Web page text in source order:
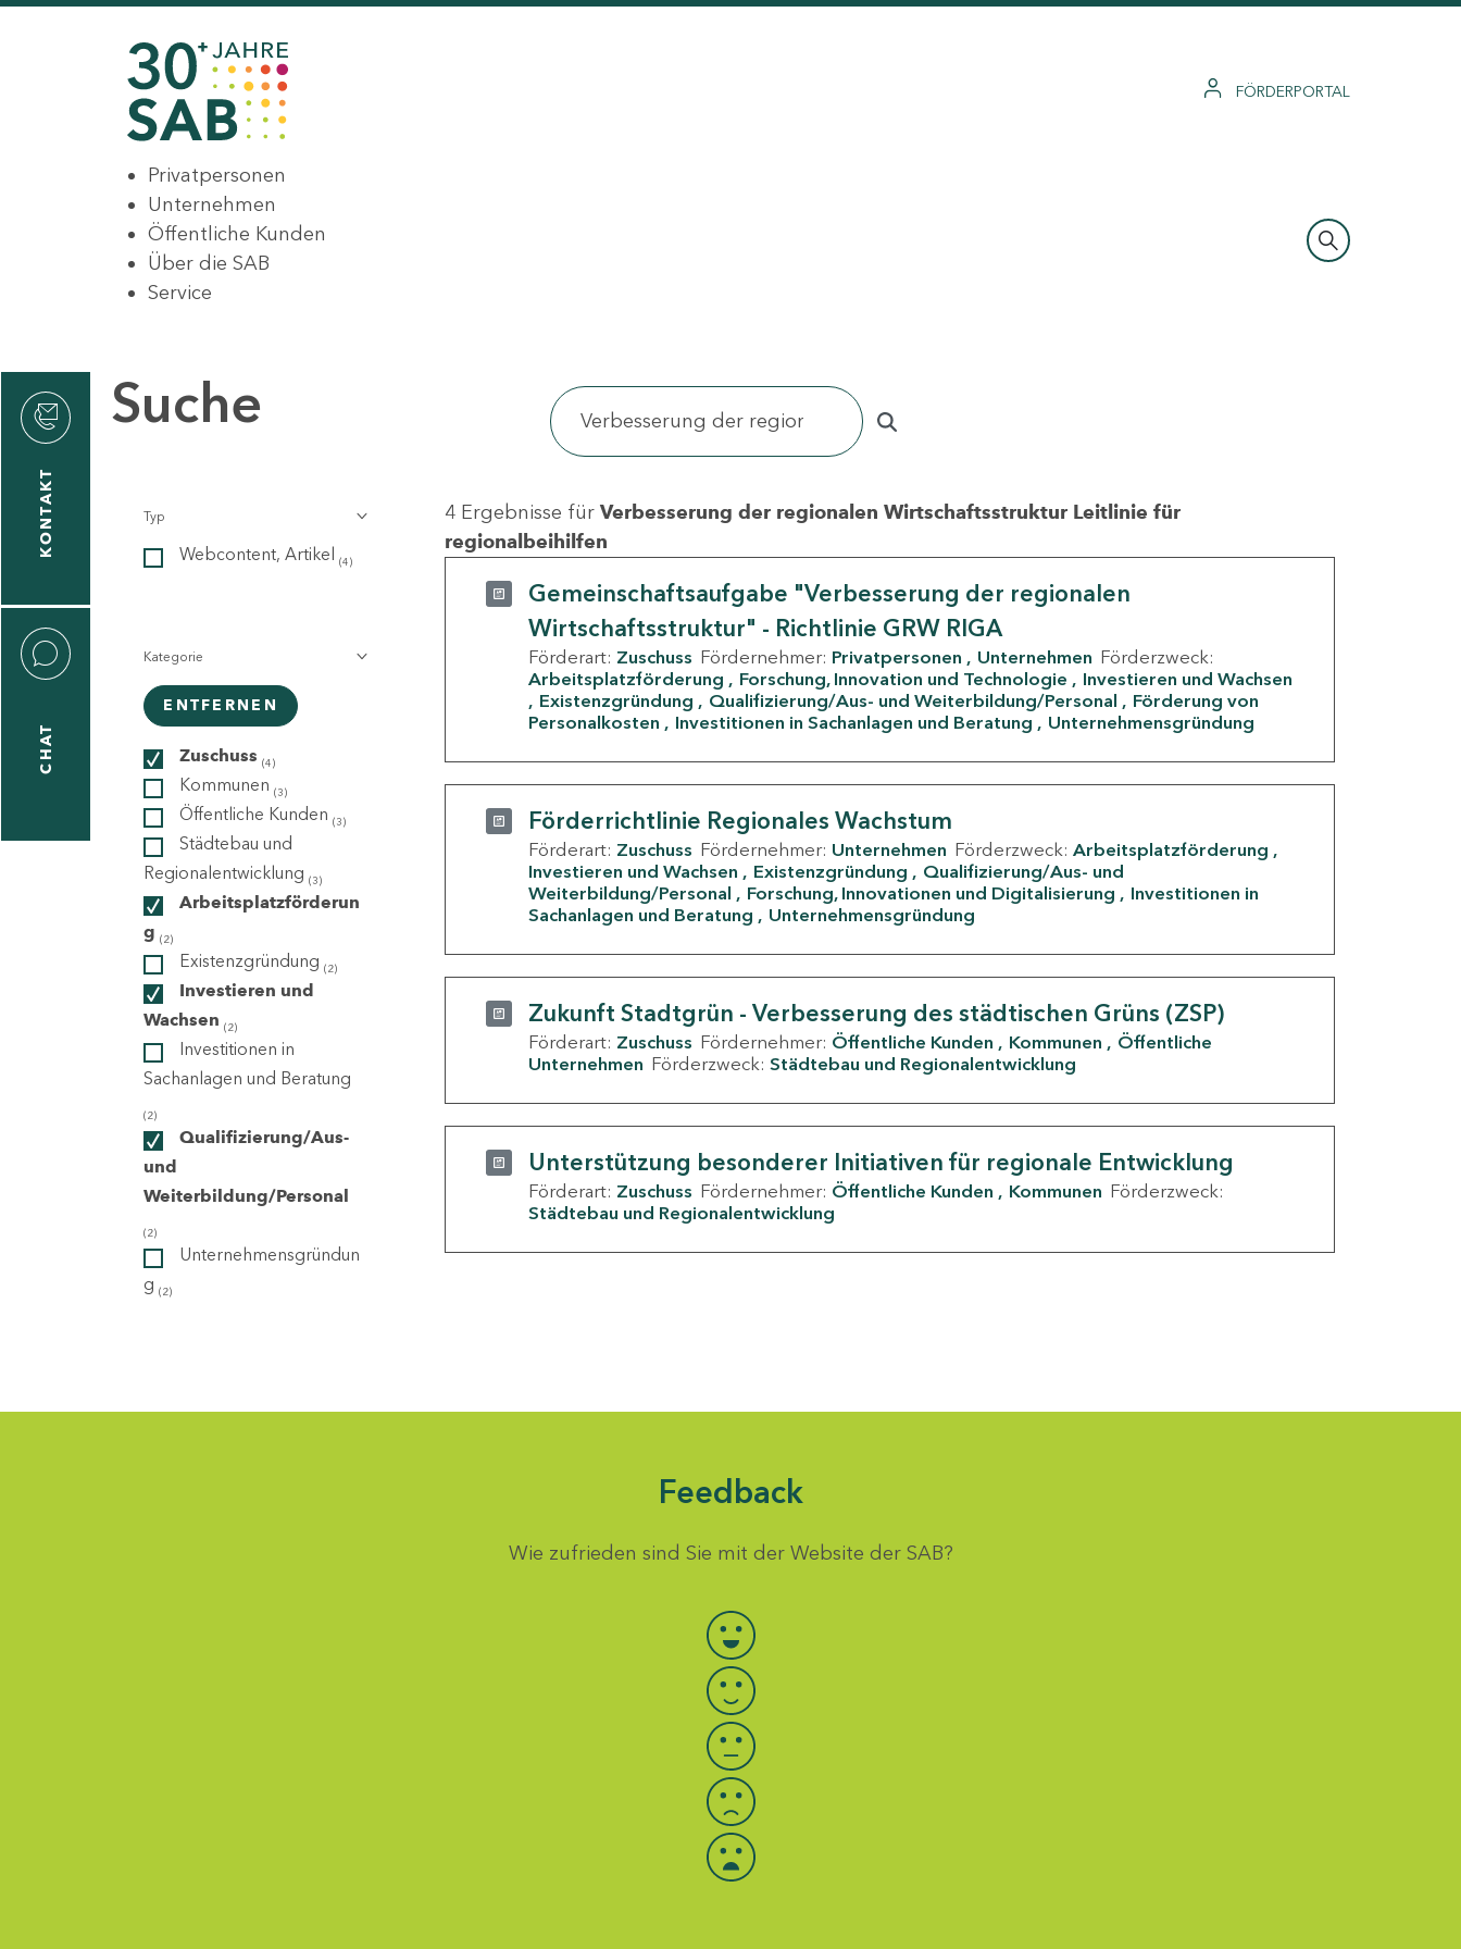
FÖRDERPORTAL
Privatpersonen
Unternehmen
Öffentliche Kunden
Über die SAB
Service
KONTAKT
CHAT
Suche
Typ
Webcontent, Artikel (4)
Kategorie
ENTFERNEN
Zuschuss (4)
Kommunen (3)
Öffentliche Kunden (3)
Städtebau und
Regionalentwicklung (3)
Arbeitsplatzförderun
g (2)
Existenzgründung (2)
Investieren und
Wachsen (2)
Investitionen in
Sachanlagen und Beratung
(2)
Qualifizierung/Aus-
und
Weiterbildung/Personal
(2)
Unternehmensgründun
g (2)
4 Ergebnisse für Verbesserung der regionalen Wirtschaftsstruktur Leitlinie für
regionalbeihilfen
Gemeinschaftsaufgabe "Verbesserung der regionalen
Wirtschaftsstruktur" - Richtlinie GRW RIGA
Förderart: Zuschuss Fördernehmer: Privatpersonen Unternehmen Förderzweck:
Arbeitsplatzförderung
Forschung, Innovation und Technologie
Investieren und Wachsen
Existenzgründung
Qualifizierung/Aus- und Weiterbildung/Personal
Förderung von
Personalkosten
Investitionen in Sachanlagen und Beratung Unternehmensgründung
Förderrichtlinie Regionales Wachstum
Förderart: Zuschuss Fördernehmer: Unternehmen Förderzweck: Arbeitsplatzförderung
Investieren und Wachsen
Existenzgründung
Qualifizierung/Aus- und
Weiterbildung/Personal
Forschung, Innovationen und Digitalisierung
Investitionen in
Sachanlagen und Beratung
Unternehmensgründung
Zukunft Stadtgrün - Verbesserung des städtischen Grüns (ZSP)
Förderart: Zuschuss Fördernehmer: Öffentliche Kunden Kommunen
Öffentliche
Unternehmen Förderzweck: Städtebau und Regionalentwicklung
Unterstützung besonderer Initiativen für regionale Entwicklung
Förderart: Zuschuss Fördernehmer: Öffentliche Kunden Kommunen Förderzweck:
Städtebau und Regionalentwicklung
Feedback
Wie zufrieden sind Sie mit der Website der SAB?
Bewertung auswählen